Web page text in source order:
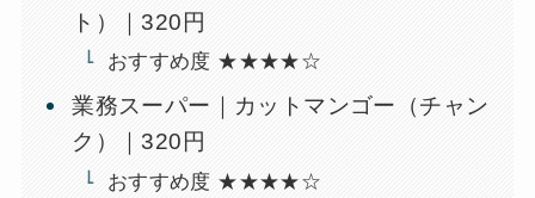
ト）｜320円
おすすめ度 ★★★★☆
業務スーパー｜カットマンゴー（チャン
ク）｜320円
おすすめ度 ★★★★☆